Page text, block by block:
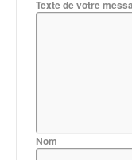
Texte de votre
Nom